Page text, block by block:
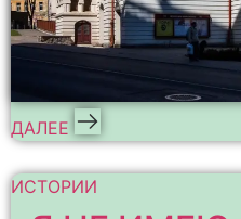
ДАЛЕЕ
ИСТОРИИ